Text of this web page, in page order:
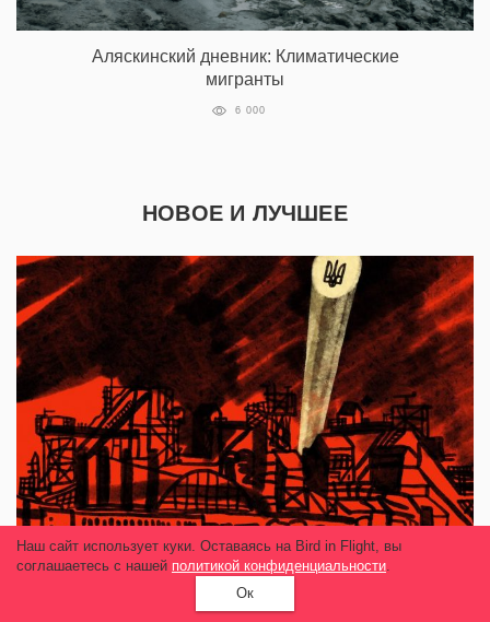
Аляскинский дневник: Климатические
мигранты
6 000
НОВОЕ И ЛУЧШЕЕ
Наш сайт использует куки. Оставаясь на Bird in Flight, вы
соглашаетесь с нашей политикой конфиденциальности.
Ок